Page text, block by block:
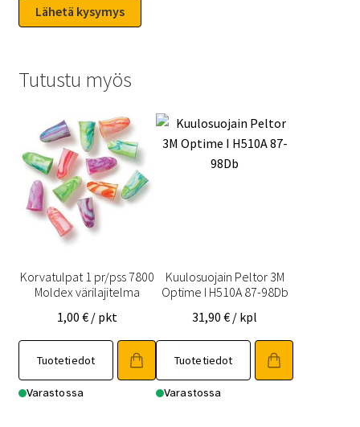
Tutustu myös
Korvatulpat 1 pr/pss 7800
Moldex värilajitelma
1,00 € / pkt
Tuotetiedot
Varastossa
Kuulosuojain Peltor 3M
Optime I H510A 87-98Db
31,90€ / kpl
Tuotetiedot
Varastossa